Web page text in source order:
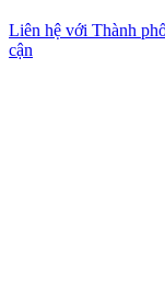
Liên hệ với Thành
cận